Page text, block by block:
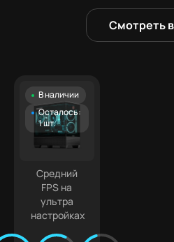
Смотреть
В наличии
Осталось:
1 шт.
Средний
FPS на
ультра
настройках